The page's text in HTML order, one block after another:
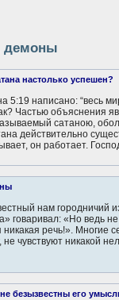
демоны
настолько успешен?
5:19 написано: “весь
Частью объяснения
сатаною,
действительно
он работает.
нам городничий
говаривал: «Но ведь
никакая речь!». Многие
чувствуют никакой
безызвестны его